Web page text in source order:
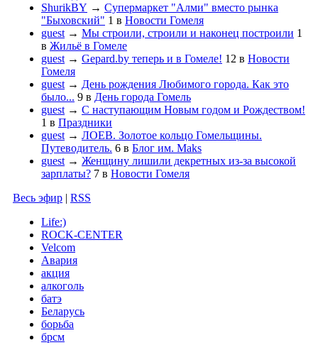
ShurikBY → Супермаркет "Алми" вместо рынка
"Быховский" 1 в Новости Гомеля
guest → Мы строили, строили и наконец построили 1
в Жильё в Гомеле
guest → Gepard.by теперь и в Гомеле! 12 в Новости
Гомеля
guest → День рождения Любимого города. Как это
было... 9 в День города Гомель
guest → С наступающим Новым годом и Рождеством!
1 в Праздники
guest → ЛОЕВ. Золотое кольцо Гомельщины.
Путеводитель. 6 в Блог им. Maks
guest → Женщину лишили декретных из-за высокой
зарплаты? 7 в Новости Гомеля
Весь эфир | RSS
Life:)
ROCK-CENTER
Velcom
Авария
акция
алкоголь
батэ
Беларусь
борьба
брсм